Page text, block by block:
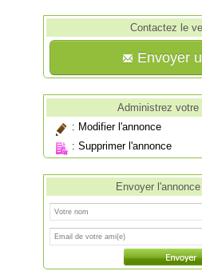
Contactez le
Envoyer
Administrez votre
: Modifier l'annonce
:Supprimer l'annonce
Envoyer